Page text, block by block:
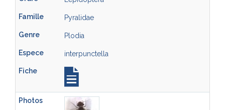
Pyralidae
Plodia
interpunctella